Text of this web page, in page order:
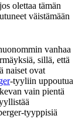
olettaa tämän
väistämään
vanhaa
sillä, että
naiset ovat
-tyyliin uppoutua
vain pientä
tyyppisiä